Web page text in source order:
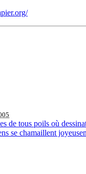
de tous poils où
se chamaillent